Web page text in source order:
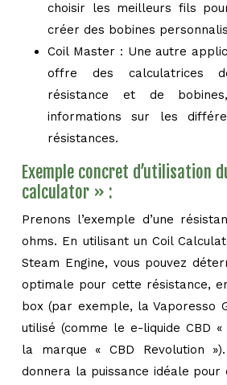
choisir les meilleurs fils
créer des bobines
Coil Master : Une autre
offre des calculatrices
résistance et de
informations sur les
résistances.
Exemple concret d’utilisation
calculator » :
Prenons l’exemple d’une
ohms. En utilisant un Coil
Steam Engine, vous pouvez
optimale pour cette résistance,
box (par exemple, la Vaporesso
utilisé (comme le e-liquide CBD
la marque « CBD Revolution
donnera la puissance idéale pour